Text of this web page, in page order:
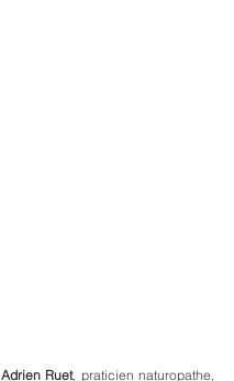
Adrien Ruet, praticien naturopathe,